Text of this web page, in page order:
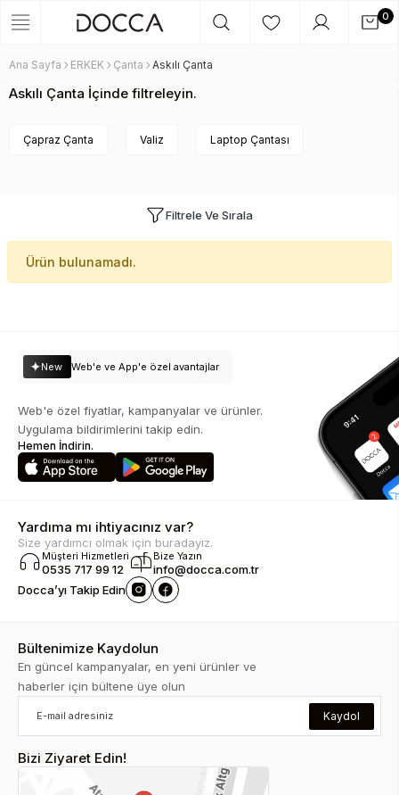
0
Ana Sayfa ERKEK Çanta Askılı Çanta
Askılı Çanta İçinde filtreleyin.
Çapraz Çanta Valiz Laptop Çantası
Filtrele Ve Sırala
Ürün bulunamadı.
New Web'e ve App'e özel avantajlar
Web'e özel fiyatlar, kampanyalar ve ürünler.
Uygulama bildirimlerini takip edin.
Hemen İndirin.
Yardıma mı ihtiyacınız var?
Size yardımcı olmak için buradayız.
Müşteri Hizmetleri
0535 717 99 12
Bize Yazın
info@docca.com.tr
Docca’yı Takip Edin
Bültenimize Kaydolun
En güncel kampanyalar, en yeni ürünler ve
haberler için bültene üye olun
Kaydol
Bizi Ziyaret Edin!